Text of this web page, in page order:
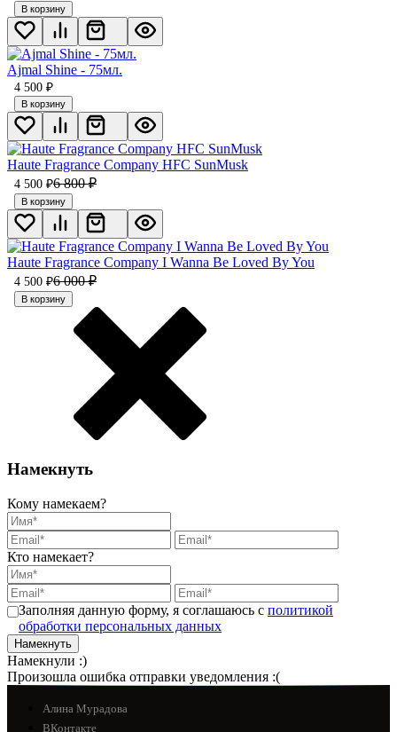
В корзину
Ajmal Shine - 75мл.
4 500 ₽
В корзину
Haute Fragrance Company HFC SunMusk
4 500 ₽6 800 ₽
В корзину
Haute Fragrance Company I Wanna Be Loved By You
4 500 ₽6 000 ₽
В корзину
Намекнуть
Кому намекаем?
Кто намекает?
Заполняя данную форму, я соглашаюсь с политикой
обработки персональных данных
Намекнули :)
Произошла ошибка отправки уведомления :(
Алина Мурадова
ВКонтакте